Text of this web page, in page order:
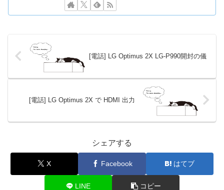
[電話] LG Optimus 2X LG-P990開封の儀
[電話] LG Optimus 2X で HDMI 出力
シェアする
X Facebook はてブ
LINE コピー